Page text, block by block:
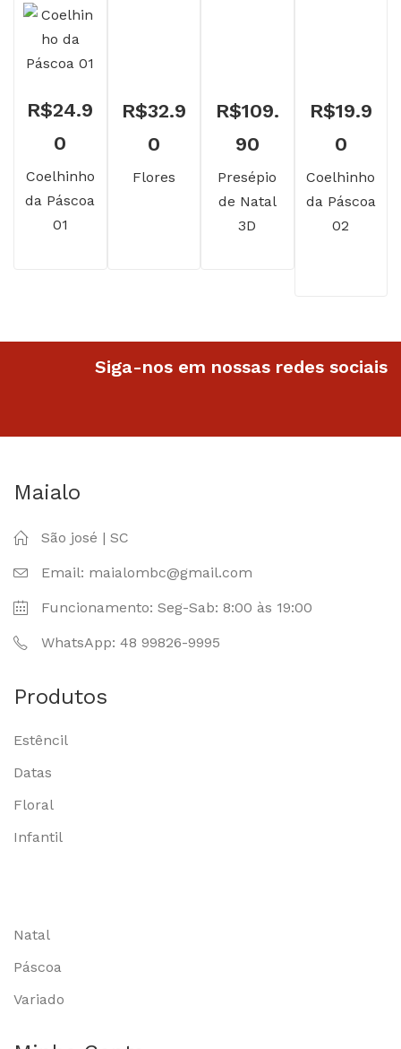
R$24.9
0
Coelhinho
da Páscoa
01
R$32.9
0
Flores
R$109.
90
Presépio
de Natal
3D
R$19.9
0
Coelhinho
da Páscoa
02
Siga-nos em nossas redes sociais
Maialo
São josé | SC
Email: maialombc@gmail.com
Funcionamento: Seg-Sab: 8:00 às 19:00
WhatsApp: 48 99826-9995
Produtos
Estêncil
Datas
Floral
Infantil
Natal
Páscoa
Variado